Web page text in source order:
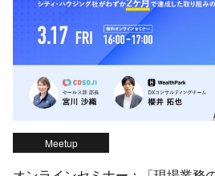
Meetup